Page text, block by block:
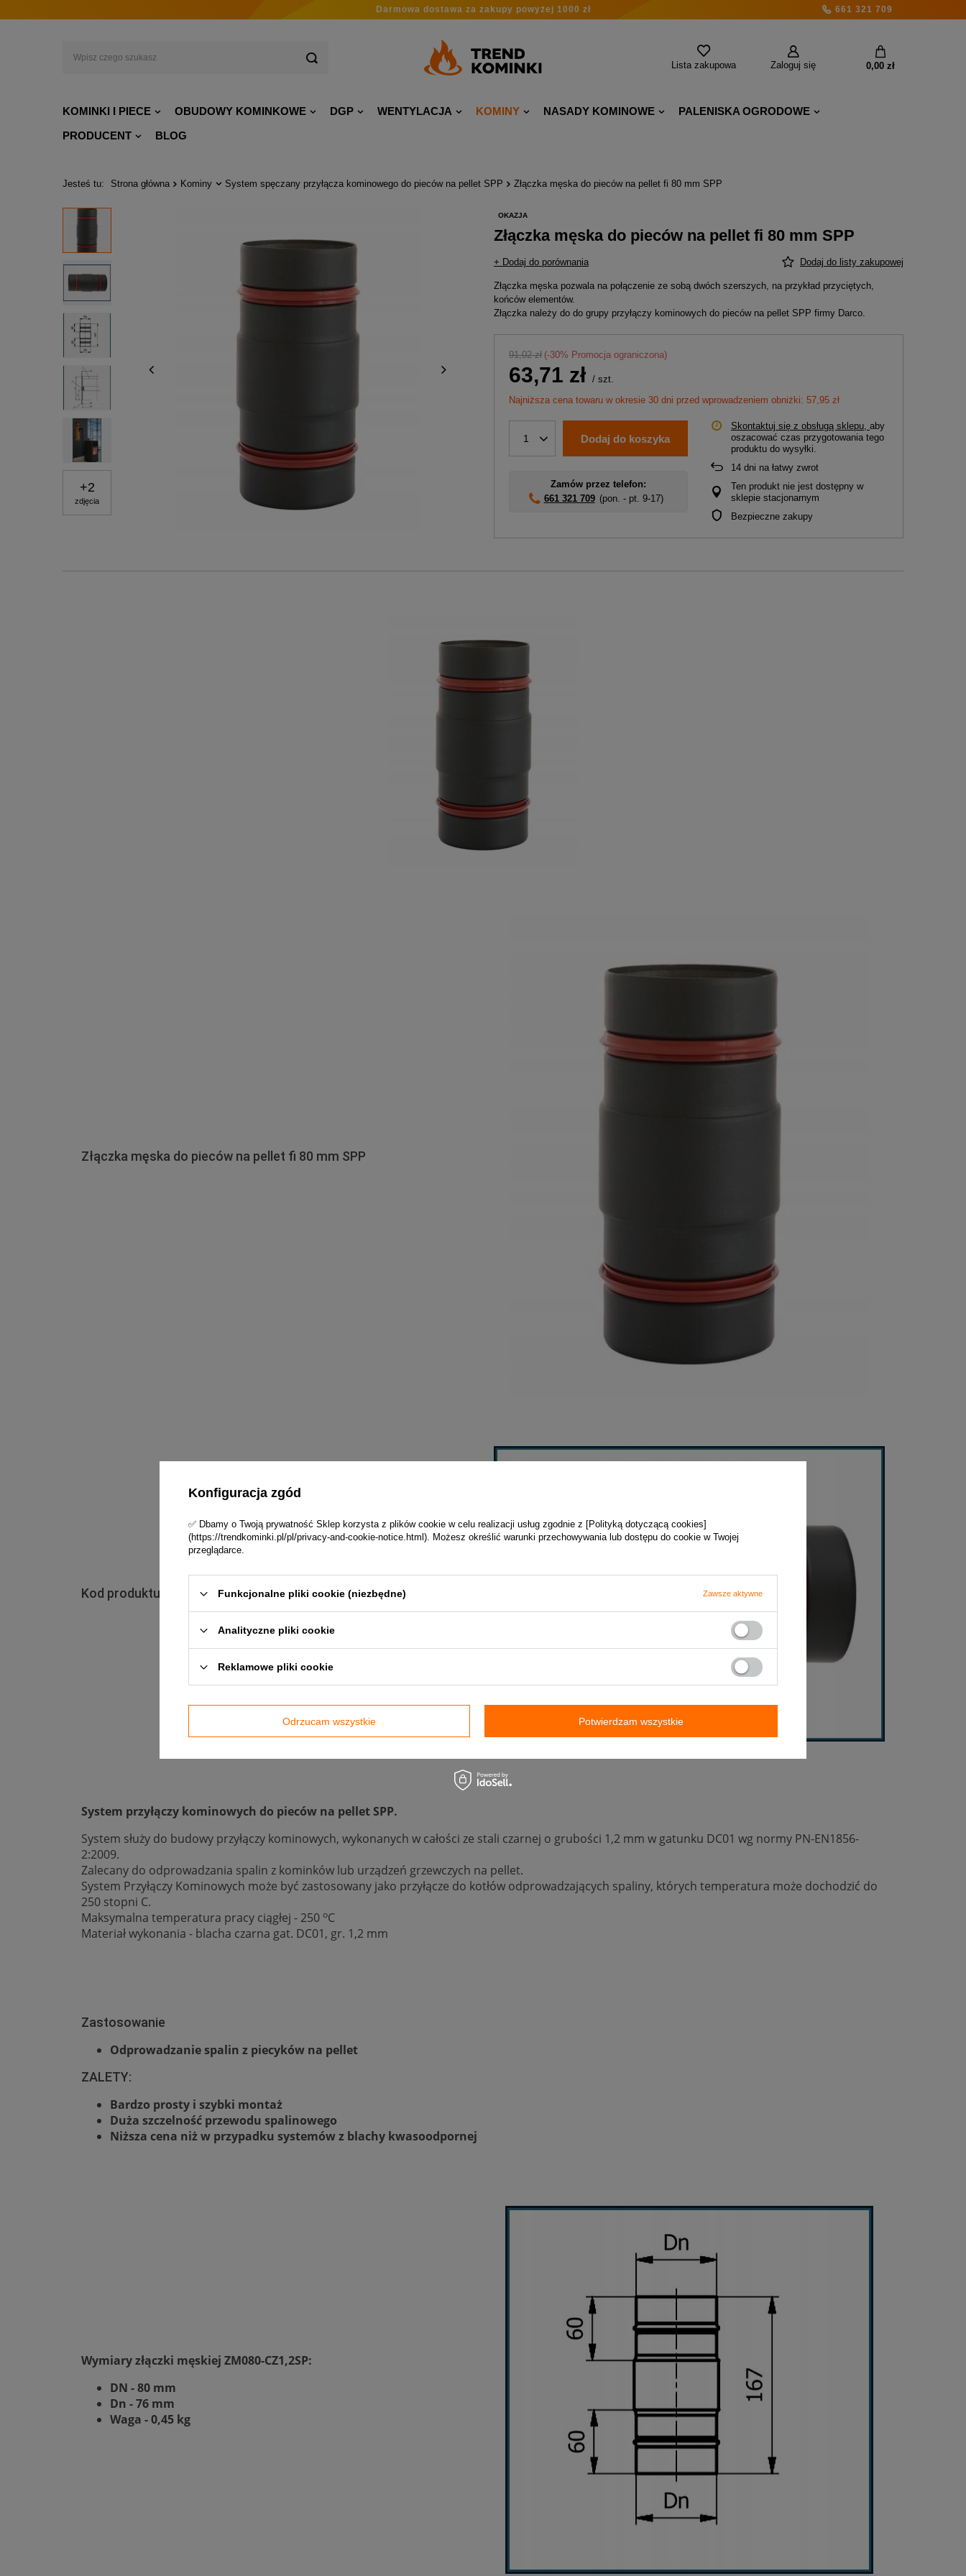
Darmowa dostawa za zakupy powyżej 1000 zł 661 321 709
Zaloguj się
Lista zakupowa 0,00 zł
KOMINKI I PIECE OBUDOWY KOMINKOWE DGP WENTYLACJA KOMINY NASADY KOMINOWE
PALENISKA OGRODOWE
PRODUCENT
BLOG
Jesteś tu: Strona główna Kominy System spęczany przyłącza kominowego do pieców na pellet SPP Złączka męska do pieców na pellet fi 80 mm SPP
+2
zdjęcia
OKAZJA
Złączka męska do pieców na pellet fi 80 mm SPP
+ Dodaj do porównania Dodaj do listy zakupowej
Złączka męska pozwala na połączenie ze sobą dwóch szerszych, na przykład przyciętych,
końców elementów.
Złączka należy do do grupy przyłączy kominowych do pieców na pellet SPP firmy Darco.
91,02 zł (-30% Promocja ograniczona)
63,71 zł / szt.
Najniższa cena towaru w okresie 30 dni przed wprowadzeniem obniżki: 57,95 zł
1 Dodaj do koszyka
Zamów przez telefon:
661 321 709 (pon. - pt. 9-17)
Skontaktuj się z obsługą sklepu, aby
oszacować czas przygotowania tego
produktu do wysyłki.
14 dni na łatwy zwrot
Ten produkt nie jest dostępny w
sklepie stacjonarnym
Bezpieczne zakupy
Złączka męska do pieców na pellet fi 80 mm SPP
Kod produktu - ZM080-CZ1,2SP
System przyłączy kominowych do pieców na pellet SPP.
System służy do budowy przyłączy kominowych, wykonanych w całości ze stali czarnej o grubości 1,2 mm w gatunku DC01 wg normy PN-EN1856-
2:2009.
Zalecany do odprowadzania spalin z kominków lub urządzeń grzewczych na pellet.
System Przyłączy Kominowych może być zastosowany jako przyłącze do kotłów odprowadzających spaliny, których temperatura może dochodzić do
250 stopni C.
Maksymalna temperatura pracy ciągłej - 250 oC
Materiał wykonania - blacha czarna gat. DC01, gr. 1,2 mm
Zastosowanie
Odprowadzanie spalin z piecyków na pellet
ZALETY:
Bardzo prosty i szybki montaż
Duża szczelność przewodu spalinowego
Niższa cena niż w przypadku systemów z blachy kwasoodpornej
Wymiary złączki męskiej ZM080-CZ1,2SP:
DN - 80 mm
Dn - 76 mm
Waga - 0,45 kg
Konfiguracja zgód
✅ Dbamy o Twoją prywatność Sklep korzysta z plików cookie w celu realizacji usług zgodnie z [Polityką dotyczącą cookies]
(https://trendkominki.pl/pl/privacy-and-cookie-notice.html). Możesz określić warunki przechowywania lub dostępu do cookie w Twojej
przeglądarce.
Funkcjonalne pliki cookie (niezbędne) Zawsze aktywne
Analityczne pliki cookie
Reklamowe pliki cookie
Odrzucam wszystkie Potwierdzam wszystkie